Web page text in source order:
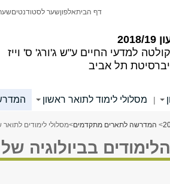
19
למדעי החיים ע"ש ג'ורג' ס' וייז
תל אביב
דף הביתאלפוןשער לסטודנטים
| מסלולי לימוד לתואר ראשון
> המדרשה לתארים מתקדמים>מסלולי לימודים לתואר
בביולוגיה